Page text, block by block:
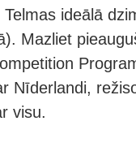
ideālā
Mazliet
Nīderlandi,
visu.